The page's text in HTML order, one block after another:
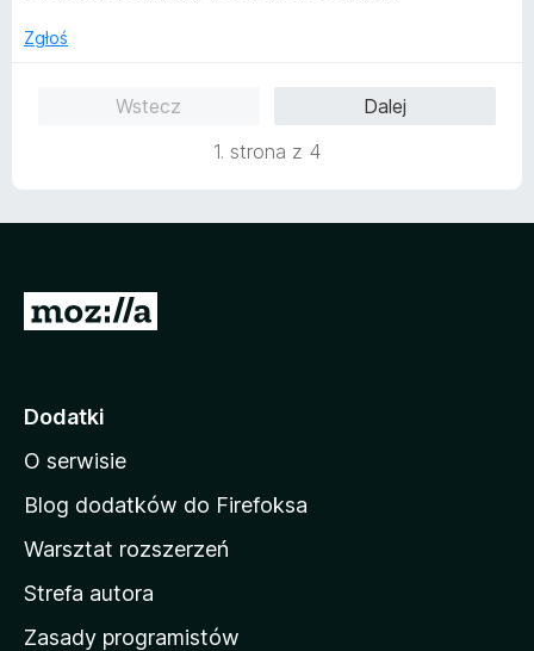
/Zgłoś
Wstecz
Dalej
1. strona z 4
S
o
a
d
m
o
w
Dodatki
O serwisie
Blog dodatków do Firefoksa
Warsztat rozszerzeń
Strefa autora
Zasady programistów